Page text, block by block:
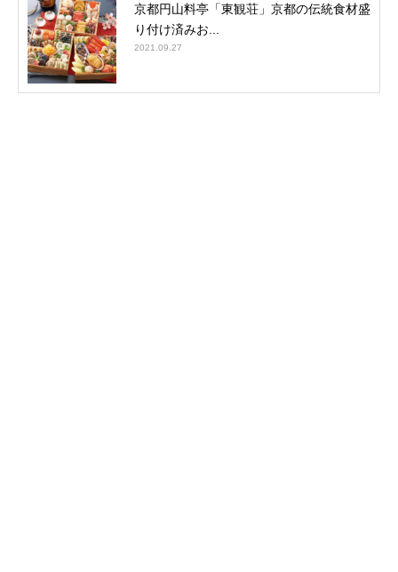
京都円山料亭「東観荘」京都の伝統食材盛
り付け済みお...
2021.09.27